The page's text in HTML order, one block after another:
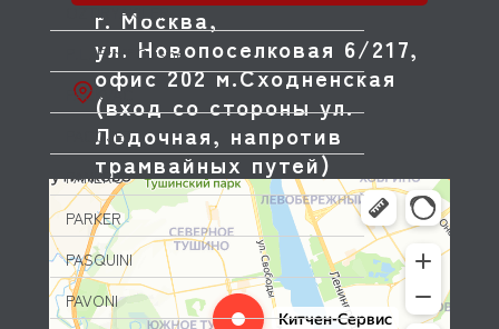
OZTIRYAKILER
P.L. Proff Cuisine
PACKVAC
PACOJET
PANERO
PARKER
PASQUINI
PAVONI
г. Москва,
ул. Новопоселковая 6/217,
офис 202 м.Сходненская
(вход со стороны ул.
Лодочная, напротив
трамвайных путей)